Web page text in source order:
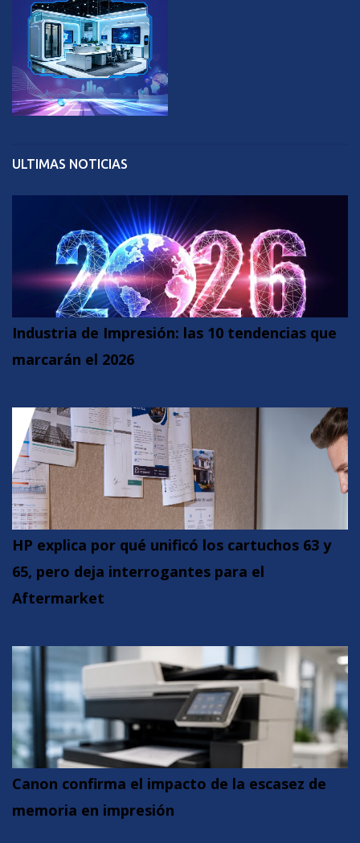
ULTIMAS NOTICIAS
Industria de Impresión: las 10 tendencias que
marcarán el 2026
HP explica por qué unificó los cartuchos 63 y
65, pero deja interrogantes para el
Aftermarket
Canon confirma el impacto de la escasez de
memoria en impresión